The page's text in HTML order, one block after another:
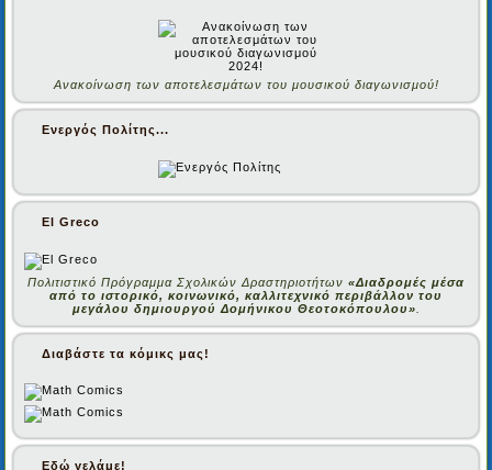
Ανακοίνωση των αποτελεσμάτων του μουσικού διαγωνισμού!
Ενεργός Πολίτης...
El Greco
Πολιτιστικό Πρόγραμμα Σχολικών Δραστηριοτήτων «Διαδρομές μέσα
από το ιστορικό, κοινωνικό, καλλιτεχνικό περιβάλλον του
μεγάλου δημιουργού Δομήνικου Θεοτοκόπουλου»
Διαβάστε τα κόμικς μας!
Εδώ γελάμε!